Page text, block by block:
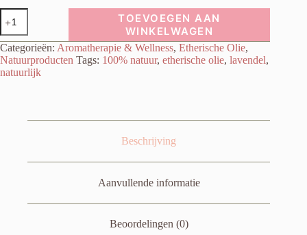
100%
Pure
etherische
olie
-
Lavendel
TOEVOEGEN AAN
WINKELWAGEN
Categorieën: Aromatherapie & Wellness, Etherische Olie,
Natuurproducten Tags: 100% natuur, etherische olie, lavendel,
natuurlijk
Beschrijving
Aanvullende informatie
Beoordelingen (0)